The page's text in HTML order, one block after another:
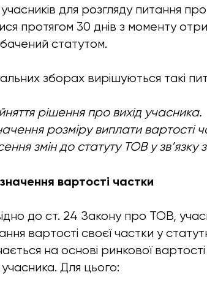
для розгляду питання
протягом 30 днів з моменту
статутом.
зборах вирішуються такі
рішення про вихід учасника.
розміру виплати вартості
змін до статуту ТОВ у зв’язку
вартості частки
до ст. 24 Закону про ТОВ,
вартості своєї частки у
на основі ринкової
учасника. Для цього: